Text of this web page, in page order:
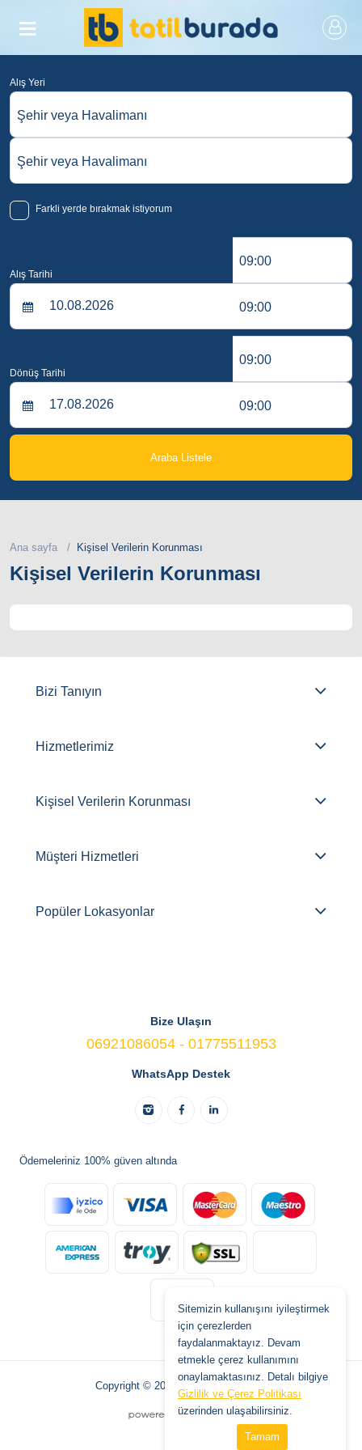
Alış Yeri
Şehir veya Havalimanı
Şehir veya Havalimanı
Farkli yerde bırakmak istiyorum
Alış Tarihi
09:00
09:00
Dönüş Tarihi
09:00
09:00
Araba Listele
Ana sayfa Kişisel Verilerin Korunması
Kişisel Verilerin Korunması
Bizi Tanıyın
Hizmetlerimiz
Kişisel Verilerin Korunması
Müşteri Hizmetleri
Popüler Lokasyonlar
Bize Ulaşın
06921086054 - 01775511953
WhatsApp Destek
Ödemeleriniz 100% güven altında
Sitemizin kullanışını iyileştirmek
için çerezlerden
faydalanmaktayız. Devam
etmekle çerez kullanımını
onaylamaktasınız. Detalı bilgiye
Gizlilik ve Çerez Politikası
üzerinden ulaşabilirsiniz.
Tamam
Copyright © 2026 www.tatilburada.de